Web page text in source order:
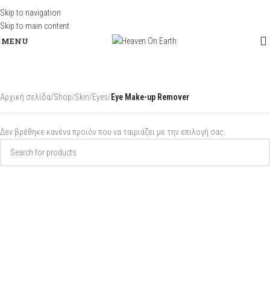
Skip to navigation
Skip to main content
MENU
Αρχική σελίδα/Shop/Skin/Eyes/Eye Make-up Remover
Δεν βρέθηκε κανένα προϊόν που να ταιριάζει με την επιλογή σας.